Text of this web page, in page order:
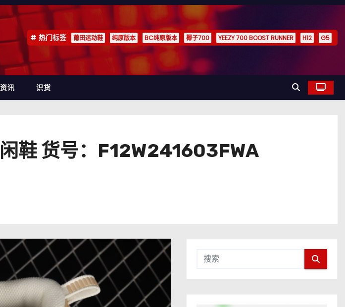
热门标签 莆田运动鞋 纯原版本 BC纯原版本 椰子700 YEEZY 700 BOOST RUNNER H12 G5
讯 识货
鞋 货号：F12W241603FWA